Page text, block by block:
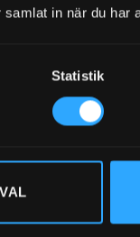
in när du har
Statistik